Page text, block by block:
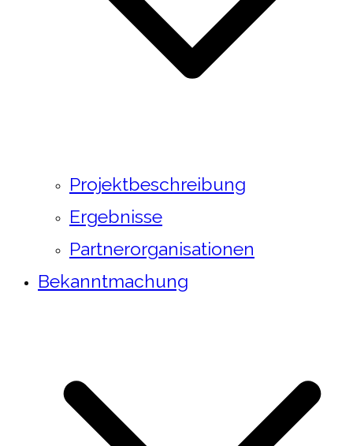
Projektbeschreibung
Ergebnisse
Partnerorganisationen
Bekanntmachung